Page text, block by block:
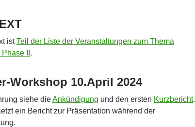
istTeil der Liste der Veranstaltungen zum Thema
II .
Workshop 10.April 2024
siehe dieAnkündigung und den ersten Kurzbericht.
ein Bericht zur Präsentation während der